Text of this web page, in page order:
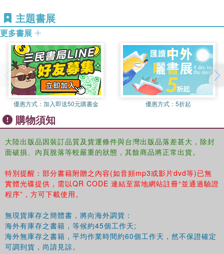
主題書展
更多書展
優惠方式： 加入即送50元購書金 優惠方式： 5折起
購物須知
大陸出版品因裝訂品質及貨運條件與台灣出版品落差甚大，除封
面破損、內頁脫落等較嚴重的狀態，其餘商品將正常出貨。
特別提醒：部分書籍附贈之內容(如音頻mp3或影片dvd等)已無
實體光碟提供，需以QR CODE 連結至當地網站註冊“並通過驗證
程序”，方可下載使用。
無現貨庫存之簡體書，將向海外調貨：
海外有庫存之書籍，等候約45個工作天;
海外無庫存之書籍，平均作業時間約60個工作天，然不保證確定
可調到貨，尚請見諒。